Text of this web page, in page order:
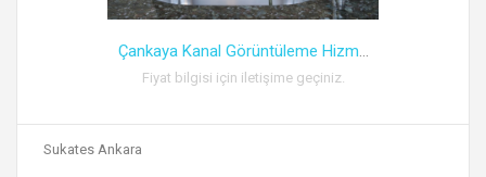
Çankaya Kanal Görüntüleme Hizm...
Fiyat bilgisi için iletişime geçiniz.
Sukates Ankara